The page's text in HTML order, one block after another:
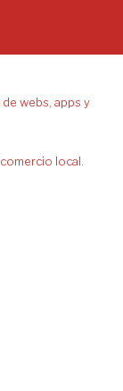
webs, apps y
local.